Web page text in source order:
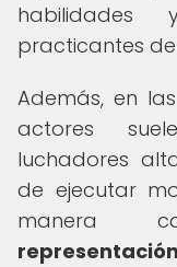
practicantes
Además, en
actores
luchadores
de ejecutar
manera